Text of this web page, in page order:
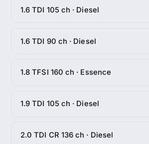
1.6 TDI 105 ch · Diesel
1.6 TDI 90 ch · Diesel
1.8 TFSI 160 ch · Essence
1.9 TDI 105 ch · Diesel
2.0 TDI CR 136 ch · Diesel